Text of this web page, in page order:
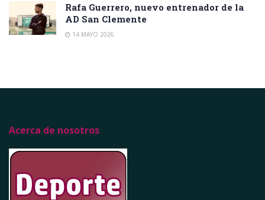
Rafa Guerrero, nuevo entrenador de la
AD San Clemente
14 MAYO 2026
Acerca de nosotros